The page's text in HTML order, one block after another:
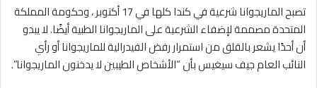
تصبح الماريجوانا شرعية في كندا كلها في 17 أكتوبر ، وحكومة المملكة
المتحدة مصممة لإضفاء الشرعية على الماريجوانا الطبية أيضًا. لا يبدو
أن أحدًا يشعر بالقلق من استمرار رفض الفيدرالية للماريجوانا أو رأي
النائب العام جيف سيغيس بأن “الأشخاص الطيبين لا يدخنون الماريجوانا”.